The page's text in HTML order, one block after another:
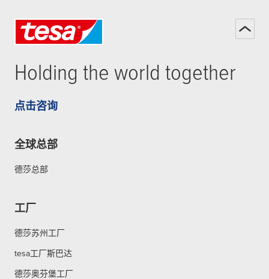
Holding the world together
点击咨询
全球总部
德莎总部
工厂
德莎苏州工厂
tesa工厂斯巴达
德莎奥芬堡工厂